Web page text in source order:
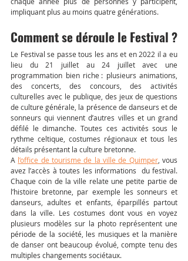
impliquant plus au moins quatre générations.
Le Festival se passe tous les ans et en 2022 il a eu
lieu du 21 juillet au 24 juillet avec une
programmation bien riche : plusieurs animations,
des concerts, des concours, des activités
culturelles avec le publique, des jeux de questions
de culture générale, la présence de danseurs et de
sonneurs qui viennent d’autres villes et un grand
défilé le dimanche. Toutes ces activités sous le
rythme celtique, costumes régionaux et tous les
détails présentant la culture bretonne.
A l’office de tourisme de la ville de Quimper, vous
avez l’accès à toutes les informations  du festival.
Chaque coin de la ville relate une petite partie de
l’histoire bretonne, par exemple les sonneurs et
danseurs, adultes et enfants, éparpillés partout
dans la ville. Les costumes dont vous en voyez
plusieurs modèles sur la photo représentent une
période de la société, les musiques et la manière
de danser ont beaucoup évolué, compte tenu des
multiples changements sociétaux.